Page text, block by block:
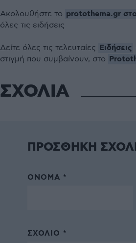
Ακολουθήστε το protothema.gr
όλες τις ειδήσεις
Δείτε όλες τις τελευταίες Ειδήσεις
στιγμή που συμβαίνουν, στο
ΣΧΟΛΙΑ
ΠΡΟΣΘΗΚΗ
ΌΝΟΜΑ *
ΣΧΌΛΙΟ *